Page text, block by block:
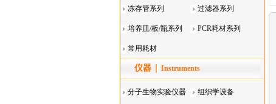
系列
冻存管系列 过滤器系列
培养皿/板/瓶系列 PCR耗材系列
常用耗材
仪器 Instruments
分子生物实验仪器 组织学设备